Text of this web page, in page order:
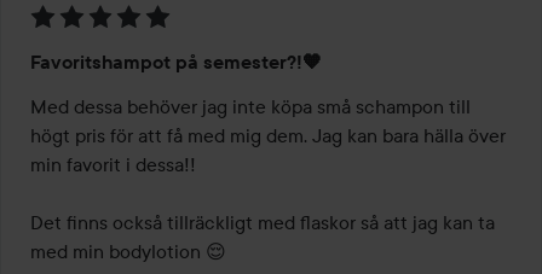
5
av
5
Favoritshampot på semester?!🧡
Med dessa behöver jag inte köpa små schampon till
högt pris för att få med mig dem. Jag kan bara hälla över
min favorit i dessa!!
Det finns också tillräckligt med flaskor så att jag kan ta
med min bodylotion 😌